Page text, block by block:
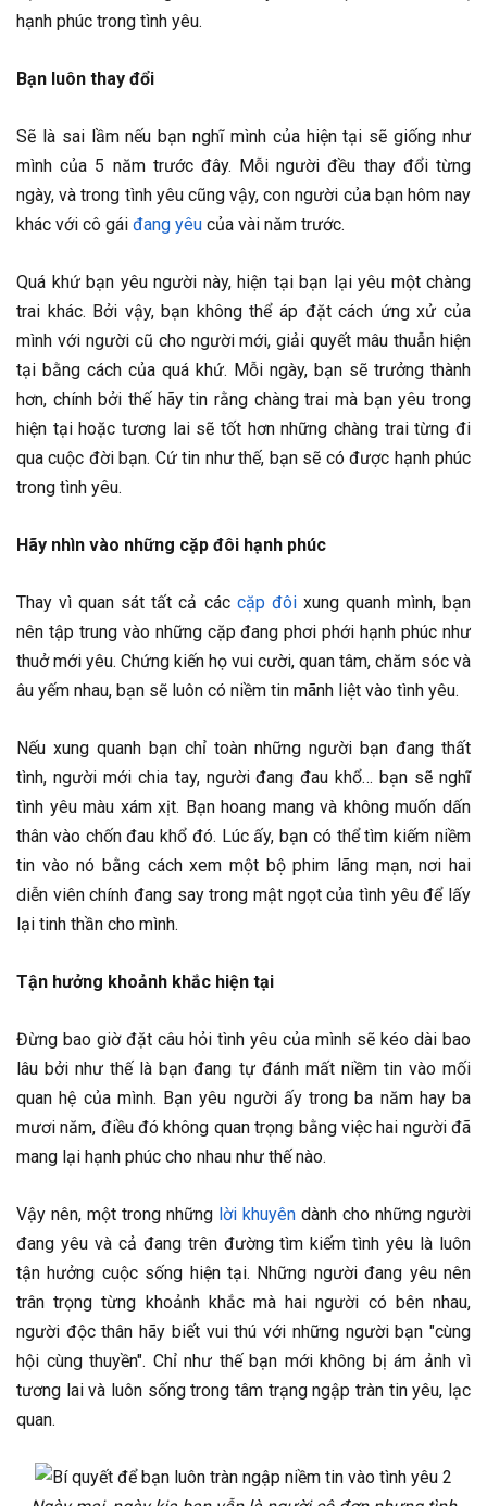
hạnh phúc trong tình yêu.
Bạn luôn thay đổi
Sẽ là sai lầm nếu bạn nghĩ mình của hiện tại sẽ giống như
mình của 5 năm trước đây. Mỗi người đều thay đổi từng
ngày, và trong tình yêu cũng vậy, con người của bạn hôm nay
khác với cô gái đang yêu của vài năm trước.
Quá khứ bạn yêu người này, hiện tại bạn lại yêu một chàng
trai khác. Bởi vậy, bạn không thể áp đặt cách ứng xử của
mình với người cũ cho người mới, giải quyết mâu thuẫn hiện
tại bằng cách của quá khứ. Mỗi ngày, bạn sẽ trưởng thành
hơn, chính bởi thế hãy tin rằng chàng trai mà bạn yêu trong
hiện tại hoặc tương lai sẽ tốt hơn những chàng trai từng đi
qua cuộc đời bạn. Cứ tin như thế, bạn sẽ có được hạnh phúc
trong tình yêu.
Hãy nhìn vào những cặp đôi hạnh phúc
Thay vì quan sát tất cả các cặp đôixung quanh mình, bạn
nên tập trung vào những cặp đang phơi phới hạnh phúc như
thuở mới yêu. Chứng kiến họ vui cười, quan tâm, chăm sóc và
âu yếm nhau, bạn sẽ luôn có niềm tin mãnh liệt vào tình yêu.
Nếu xung quanh bạn chỉ toàn những người bạn đang thất
tình, người mới chia tay, người đang đau khổ… bạn sẽ nghĩ
tình yêu màu xám xịt. Bạn hoang mang và không muốn dấn
thân vào chốn đau khổ đó. Lúc ấy, bạn có thể tìm kiếm niềm
tin vào nó bằng cách xem một bộ phim lãng mạn, nơi hai
diễn viên chính đang say trong mật ngọt của tình yêu để lấy
lại tinh thần cho mình.
Tận hưởng khoảnh khắc hiện tại
Đừng bao giờ đặt câu hỏi tình yêu của mình sẽ kéo dài bao
lâu bởi như thế là bạn đang tự đánh mất niềm tin vào mối
quan hệ của mình. Bạn yêu người ấy trong ba năm hay ba
mươi năm, điều đó không quan trọng bằng việc hai người đã
mang lại hạnh phúc cho nhau như thế nào.
Vậy nên, một trong những lời khuyên dành cho những người
đang yêu và cả đang trên đường tìm kiếm tình yêu là luôn
tận hưởng cuộc sống hiện tại. Những người đang yêu nên
trân trọng từng khoảnh khắc mà hai người có bên nhau,
người độc thân hãy biết vui thú với những người bạn "cùng
hội cùng thuyền". Chỉ như thế bạn mới không bị ám ảnh vì
tương lai và luôn sống trong tâm trạng ngập tràn tin yêu, lạc
quan.